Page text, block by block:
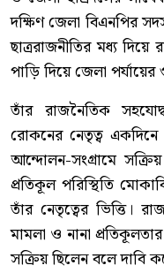
দক্ষিণ জেলা বিএনপির
ছাত্ররাজনীতির মধ্য
পাড়ি দিয়ে জেলা
তাঁর রাজনৈতিক
রোকনের নেতৃত্ব একদিনে
আন্দোলন-সংগ্রামে
প্রতিকূল পরিস্থিতি
তাঁর নেতৃত্বের ভিত্তি।
মামলা ও নানা
সক্রিয় ছিলেন বলে দাবি